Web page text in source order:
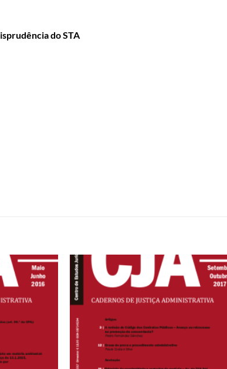
do STA
Add to
Add to